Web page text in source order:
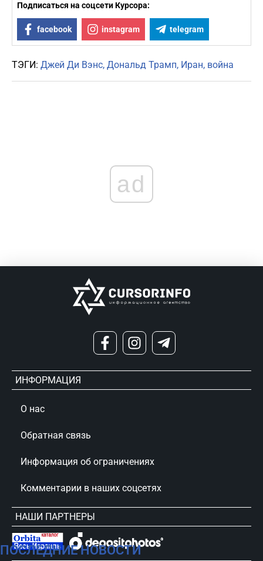
Подписаться на соцсети Курсора:
facebook instagram telegram
ТЭГИ: Джей Ди Вэнс Дональд Трамп Иран война
ПОСЛЕДНИЕ НОВОСТИ
ad
ИНФОРМАЦИЯ
О нас
Обратная связь
Информация об ограничениях
Комментарии в наших соцсетях
НАШИ ПАРТНЕРЫ